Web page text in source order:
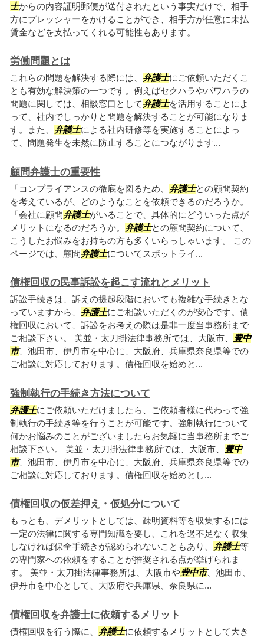
士からの内容証明郵便が送付されたという事実だけで、相手
方にプレッシャーをかけることができ、相手方が任意に未払
賃金などを支払ってくれる可能性もあります。
労働問題とは
これらの問題を解決する際には、 弁護士にご依頼いただくこ
とも有効な解決策の一つです。例えばセクハラやパワハラの
問題に関しては、相談窓口として弁護士を活用することによ
って、社内でしっかりと問題を解決することが可能になりま
す。また、 弁護士による社内研修等を実施することによっ
て、問題発生を未然に防止することにつながります...
顧問弁護士の重要性
「コンプライアンスの徹底を図るため、 弁護士との顧問契約
を考えているが、どのようなことを依頼できるのだろうか。
「会社に顧問弁護士がいることで、具体的にどういった点が
メリットになるのだろうか。 弁護士との顧問契約について、
こうしたお悩みをお持ちの方も多くいらっしゃいます。 この
ページでは、顧問弁護士についてスポットライ...
債権回収の民事訴訟を起こす流れとメリット
訴訟手続きは、訴えの提起段階においても複雑な手続きとな
っていますから、 弁護士にご相談いただくのが安心です。債
権回収において、訴訟をお考えの際は是非一度当事務所まで
ご相談下さい。 美並・太刀掛法律事務所では、大阪市、
豊中
市、池田市、伊丹市を中心に、大阪府、兵庫県奈良県等での
ご相談に対応しております。債権回収を始めと...
強制執行の手続き方法について
弁護士にご依頼いただけましたら、ご依頼者様に代わって強
制執行の手続き等を行うことが可能です。強制執行について
何かお悩みのことがございましたらお気軽に当事務所までご
相談下さい。 美並・太刀掛法律事務所では、大阪市、
豊中
市、池田市、伊丹市を中心に、大阪府、兵庫県奈良県等での
ご相談に対応しております。債権回収を始めとし...
債権回収の仮差押え・仮処分について
もっとも、デメリットとしては、疎明資料等を収集するには
一定の法律に関する専門知識を要し、これを過不足なく収集
しなければ保全手続きが認められないこともあり、 弁護士等
の専門家への依頼をすることが推奨される点が挙げられま
す。 美並・太刀掛法律事務所は、大阪市や豊中市、池田市、
伊丹市を中心として、大阪府や兵庫県、奈良県に...
債権回収を弁護士に依頼するメリット
債権回収を行う際に、 弁護士に依頼するメリットとして大き